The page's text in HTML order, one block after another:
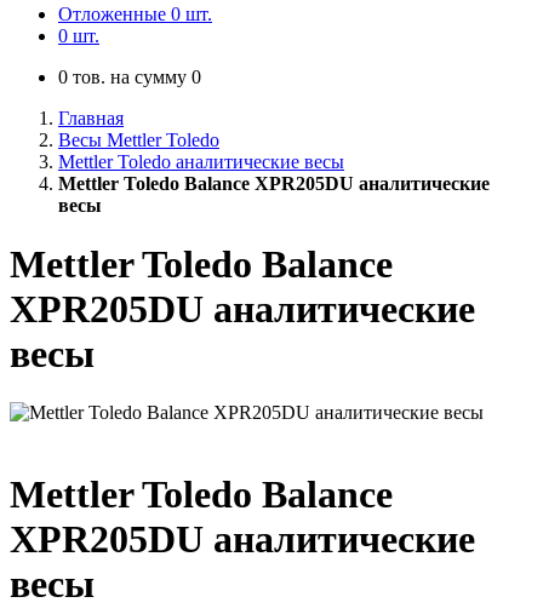
Отложенные 0 шт.
0 шт.
0 тов. на сумму 0
Главная
Весы Mettler Toledo
Mettler Toledo аналитические весы
Mettler Toledo Balance XPR205DU аналитические
весы
Mettler Toledo Balance
XPR205DU аналитические
весы
Mettler Toledo Balance
XPR205DU аналитические
весы